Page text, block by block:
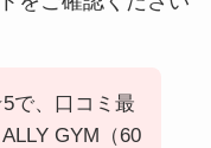
で、口コミ最
GYM（60